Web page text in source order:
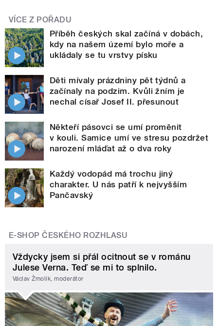
VÍCE Z POŘADU
Příběh českých skal začíná v dobách,
kdy na našem území bylo moře a
ukládaly se tu vrstvy písku
Děti mívaly prázdniny pět týdnů a
začínaly na podzim. Kvůli žním je
nechal císař Josef II. přesunout
Někteří pásovci se umí proměnit
v kouli. Samice umí ve stresu pozdržet
narození mláďat až o dva roky
Každý vodopád má trochu jiný
charakter. U nás patří k nejvyšším
Pančavský
E-SHOP ČESKÉHO ROZHLASU
Vždycky jsem si přál ocitnout se v románu
Julese Verna. Teď se mi to splnilo.
Václav Žmolík, moderátor